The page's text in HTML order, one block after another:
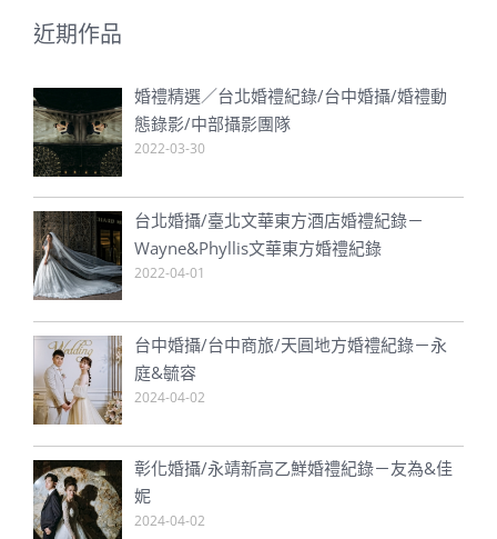
近期作品
婚禮精選／台北婚禮紀錄/台中婚攝/婚禮動
態錄影/中部攝影團隊
2022-03-30
台北婚攝/臺北文華東方酒店婚禮紀錄－
Wayne&Phyllis文華東方婚禮紀錄
2022-04-01
台中婚攝/台中商旅/天圓地方婚禮紀錄－永
庭&毓容
2024-04-02
彰化婚攝/永靖新高乙鮮婚禮紀錄－友為&佳
妮
2024-04-02